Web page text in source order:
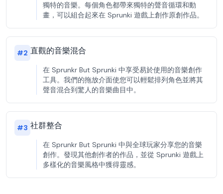
獨特的音樂。每個角色都帶來獨特的聲音循環和動
畫，可以組合起來在 Sprunki 遊戲上創作原創作品。
#2 直觀的音樂混合
在 Sprunkr But Sprunki 中享受易於使用的音樂創作
工具。我們的拖放介面使您可以輕鬆排列角色並將其
聲音混合到驚人的音樂曲目中。
#3 社群整合
在 Sprunkr But Sprunki 中與全球玩家分享您的音樂
創作。發現其他創作者的作品，並從 Sprunki 遊戲上
多樣化的音樂風格中獲得靈感。